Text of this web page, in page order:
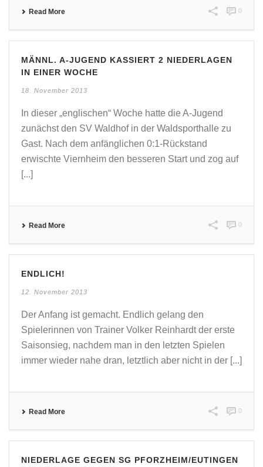
Read More 0
MÄNNL. A-JUGEND KASSIERT 2 NIEDERLAGEN
IN EINER WOCHE
18. November 2013
In dieser „englischen“ Woche hatte die A-Jugend
zunächst den SV Waldhof in der Waldsporthalle zu
Gast. Nach dem anfänglichen 0:1-Rückstand
erwischte Viernheim den besseren Start und zog auf
[...]
Read More 0
ENDLICH!
12. November 2013
Der Anfang ist gemacht. Endlich gelang den
Spielerinnen von Trainer Volker Reinhardt der erste
Saisonsieg, nachdem man in den letzten Spielen
immer wieder nahe dran, letztlich aber nicht in der [...]
Read More 0
NIEDERLAGE GEGEN SG PFORZHEIM/EUTINGEN